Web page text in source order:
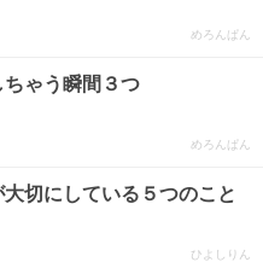
めろんぱん
ゃう瞬間３つ
めろんぱん
切にしている５つのこと
ひよしりん